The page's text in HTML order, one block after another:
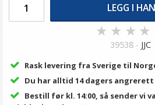
LEGG I
★ ★ ★ ★
39538 - JJC
Rask levering fra Sverige til
Du har alltid 14 dagers angrerett
Bestill før kl. 14:00, så sender vi